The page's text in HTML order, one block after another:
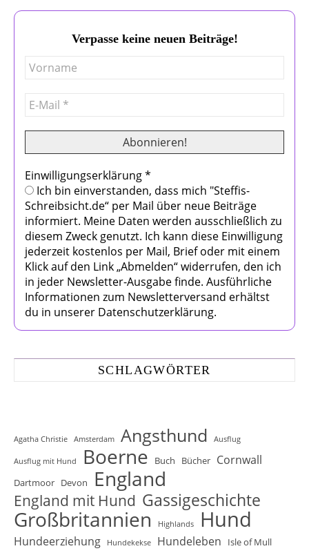
Verpasse keine neuen Beiträge!
Einwilligungserklärung*
Ich bin einverstanden, dass mich "Steffis-
Schreibsicht.de“ per Mail über neue Beiträge
informiert. Meine Daten werden ausschließlich zu
diesem Zweck genutzt. Ich kann diese Einwilligung
jederzeit kostenlos per Mail, Brief oder mit einem
Klick auf den Link „Abmelden“ widerrufen, den ich
in jeder Newsletter-Ausgabe finde. Ausführliche
Informationen zum Newsletterversand erhältst
du in unserer Datenschutzerklärung.
SCHLAGWÖRTER
Agatha Christie Amsterdam Angsthund Ausflug
Ausflug mit Hund Boerne Buch Bücher Cornwall
Dartmoor Devon England
England mit Hund Gassigeschichte
Großbritannien Highlands Hund
Hundeerziehung Hundekekse Hundeleben Isle of Mull